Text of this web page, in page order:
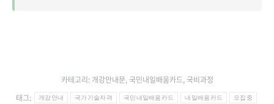
카테고리: 개강안내문,국민내일배움카드,국비과정
태그:
개강안내 국가기술자격 국민내일배움카드 내일배움카드 모집중